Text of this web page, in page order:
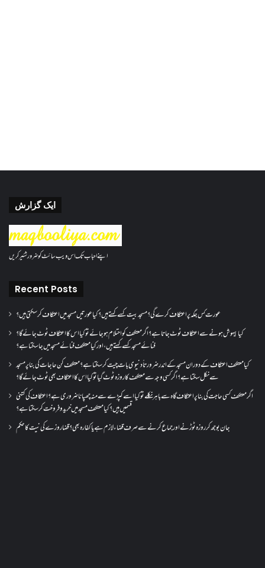
ایک گزارش
اپنے احباب تک اس ویب سائٹ کو ضرور شئیر کریں
Recent Posts
عورت کس جگہ پر اعتکاف کرے گی؟مسجد بیت کسے کہتے ہیں؟کیا عورتیں مسجد میں اعتکاف کر سکتی ہیں؟
کیا بیہوش ہونے سے اعتکاف ٹوٹ جاتا ہے؟ اگر معتکف کو احتلام ہو جائے تو کیا اس کا اعتکاف ٹوٹ جائے گا؟
فنائے مسجد کسے کہتے ہیں ، اور کیا معتکف فنائے مسجد میں جا سکتا ہے؟
کیا معتکف اعتکاف کے دوران مسجد کے اندر ضرورتاً دنیوی بات چیت کر سکتا ہے؟معتکف کن حاجات کی بنا پر مسجد
سے نکل سکتا ہے؟ اگر کسی وجہ سے معتکف کا روزہ ٹوٹ گیا تو کیا اس کا اعتکاف بھی ٹوٹ جائے گا؟
اگر معتکف کسی حاجت کی بنا پر اعتکاف گاہ سے باہر نکلے تو کیا اسے کپڑے سے منہ چھپانا ضروری ہے؟اعتکاف کی کتنی
قسمیں ہیں؟کیا معتکف مسجد میں خرید و فروخت کر سکتا ہے؟
جان بوجھ کر روزہ ٹوڑنے اور جماع کرنے سے صرف قضاء لازم ہے یا کفارہ بھی؟ قضا روزے کی نیت کا حکم